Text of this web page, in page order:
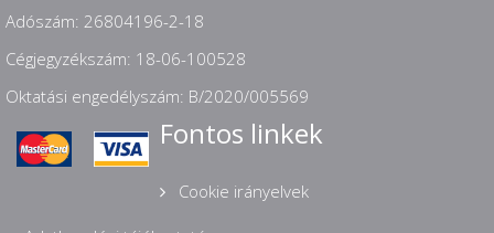
Adószám: 26804196-2-18
Cégjegyzékszám: 18-06-100528
Oktatási engedélyszám: B/2020/005569
Fontos linkek
Cookie irányelvek